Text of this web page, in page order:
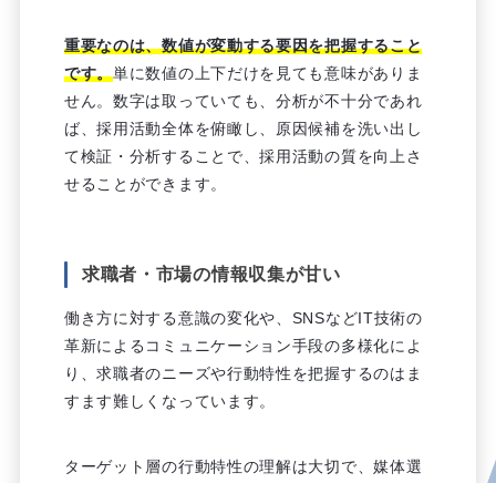
重要なのは、数値が変動する要因を把握すること
です。単に数値の上下だけを見ても意味がありま
せん。数字は取っていても、分析が不十分であれ
ば、採用活動全体を俯瞰し、原因候補を洗い出し
て検証・分析することで、採用活動の質を向上さ
せることができます。
求職者・市場の情報収集が甘い
働き方に対する意識の変化や、SNSなどIT技術の
革新によるコミュニケーション手段の多様化によ
り、求職者のニーズや行動特性を把握するのはま
すます難しくなっています。
ターゲット層の行動特性の理解は大切で、媒体選